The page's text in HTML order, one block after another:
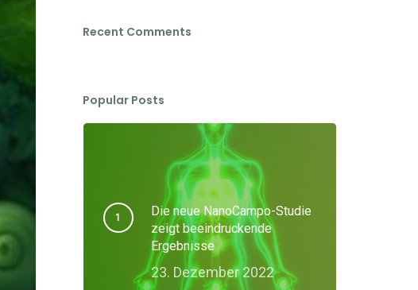
Recent Comments
Popular Posts
Die neue NanoCampo-Studie
zeigt beeindruckende
Ergebnisse
23. Dezember 2022